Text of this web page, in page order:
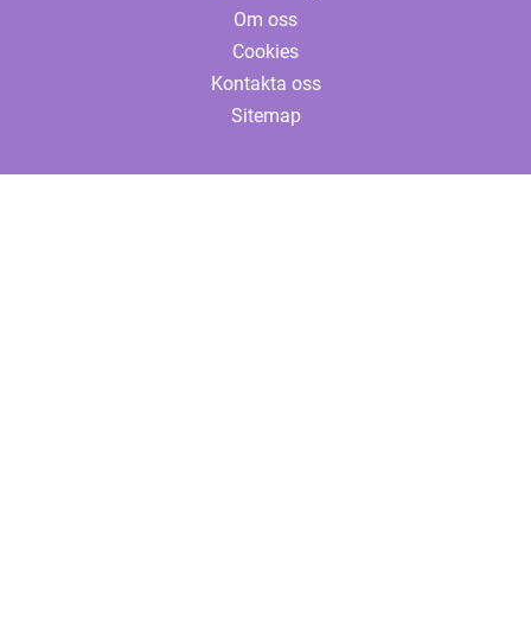
Om oss
Cookies
Kontakta oss
Sitemap